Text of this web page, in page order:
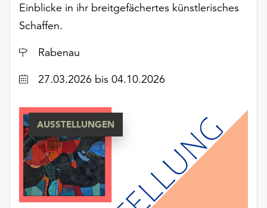
verwendeten
Cookies
erreichen
die
über
die
Schaltfläche
„Auswählen“.
Weitere
Informationen
finden
Einblicke in ihr breitgefächertes künstlerisches
Schaffen.
Ort
Rabenau
Datum27.03.2026 bis 04.10.2026
AUSSTELLUNGEN